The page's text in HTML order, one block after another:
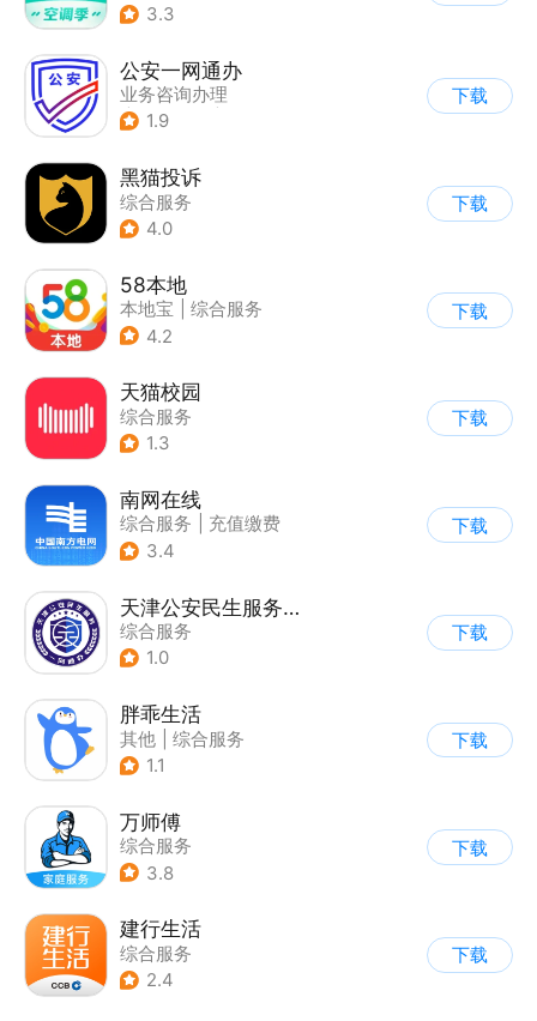
3.3
公安一网通办
业务咨询办理
| 政企业务
1.9
下载
黑猫投诉
综合服务
4.0
下载
58本地
本地宝
综合服务
4.2
下载
天猫校园
综合服务
1.3
下载
南网在线
综合服务
充值缴费
3.4
下载
天津公安民生服务平台
综合服务
1.0
下载
胖乖生活
其他
综合服务
1.1
下载
万师傅
综合服务
3.8
下载
建行生活
综合服务
2.4
下载